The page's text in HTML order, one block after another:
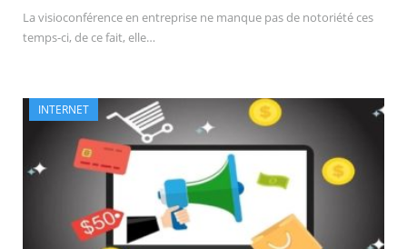
La visioconférence en entreprise ne manque pas de notoriété ces
temps-ci, de ce fait, elle…
INTERNET